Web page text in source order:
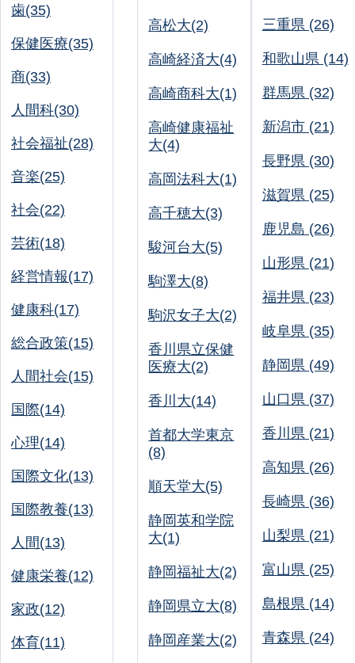
歯(35)
保健医療(35)
商(33)
人間科(30)
社会福祉(28)
音楽(25)
社会(22)
芸術(18)
経営情報(17)
健康科(17)
総合政策(15)
人間社会(15)
国際(14)
心理(14)
国際文化(13)
国際教養(13)
人間(13)
健康栄養(12)
家政(12)
体育(11)
高松大(2)
高崎経済大(4)
高崎商科大(1)
高崎健康福祉
大(4)
高岡法科大(1)
高千穂大(3)
駿河台大(5)
駒澤大(8)
駒沢女子大(2)
香川県立保健
医療大(2)
香川大(14)
首都大学東京
(8)
順天堂大(5)
静岡英和学院
大(1)
静岡福祉大(2)
静岡県立大(8)
静岡産業大(2)
三重県 (26)
和歌山県 (14)
群馬県 (32)
新潟市 (21)
長野県 (30)
滋賀県 (25)
鹿児島 (26)
山形県 (21)
福井県 (23)
岐阜県 (35)
静岡県 (49)
山口県 (37)
香川県 (21)
高知県 (26)
長崎県 (36)
山梨県 (21)
富山県 (25)
島根県 (14)
青森県 (24)